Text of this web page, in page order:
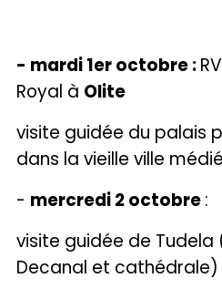
- mardi 1eroctobre :
Royal à Olite
visite guidée du palais
dans la vieille ville
- mercredi 2 octobre:
visite guidée de Tudela
Decanal et cathédrale)